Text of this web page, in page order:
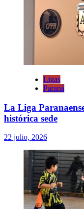
Ligas
Paraná
La Liga
histórica sede
22 julio, 2026